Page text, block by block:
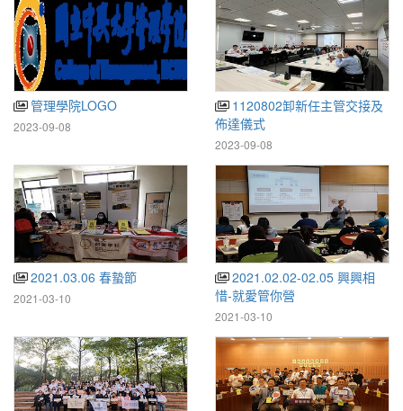
管理學院LOGO
2023-09-08
1120802卸新任主管交接及
佈達儀式
2023-09-08
2021.03.06 春蟄節
2021-03-10
2021.02.02-02.05 興興相
惜-就愛管你營
2021-03-10